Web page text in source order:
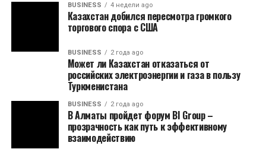
BUSINESS 4 недели ago
Казахстан добился пересмотра громкого
торгового спора с США
BUSINESS 2 года ago
Может ли Казахстан отказаться от
российских электроэнергии и газа в пользу
Туркменистана
BUSINESS 2 года ago
В Алматы пройдет форум BI Group –
прозрачность как путь к эффективному
взаимодействию